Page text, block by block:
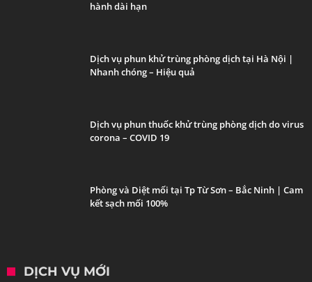
hành dài hạn
Dịch vụ phun khử trùng phòng dịch tại Hà Nội |
Nhanh chóng – Hiệu quả
Dịch vụ phun thuốc khử trùng phòng dịch do virus
corona – COVID 19
Phòng và Diệt mối tại Tp Từ Sơn – Bắc Ninh | Cam
kết sạch mối 100%
DỊCH VỤ MỚI